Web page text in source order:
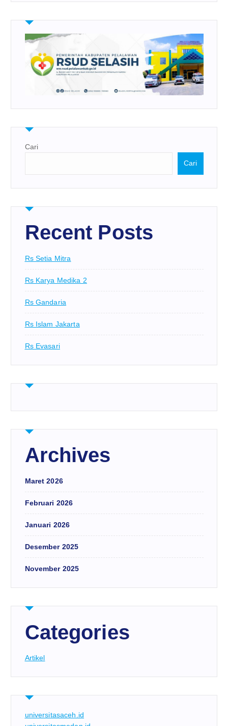
Cari
Cari
Recent Posts
Rs Setia Mitra
Rs Karya Medika 2
Rs Gandaria
Rs Islam Jakarta
Rs Evasari
Archives
Maret 2026
Februari 2026
Januari 2026
Desember 2025
November 2025
Categories
Artikel
universitasaceh.id